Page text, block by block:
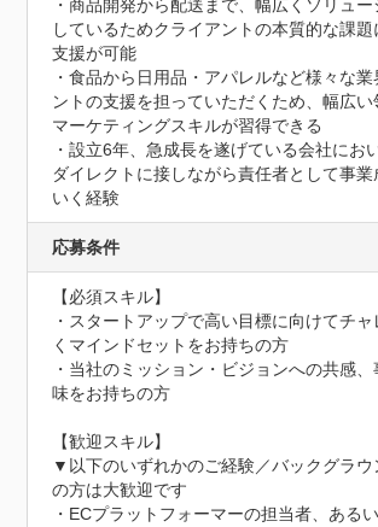
・商品開発から配送まで、幅広くソリュ
しているためクライアントの本質的な課題
支援が可能
・食品から日用品・アパレルなど様々な
ントの支援を担っていただくため、幅広い
マーケティングスキルが習得できる
・設立6年、急成長を遂げている会社にお
ダイレクトに接しながら責任者として事
いく経験
応募条件
【必須スキル】
・スタートアップで高い目標に向けてチ
くマインドセットをお持ちの方
・当社のミッション・ビジョンへの共感
味をお持ちの方
【歓迎スキル】
▼以下のいずれかのご経験／バックグラウ
の方は大歓迎です
・ECプラットフォーマーの担当者、ある